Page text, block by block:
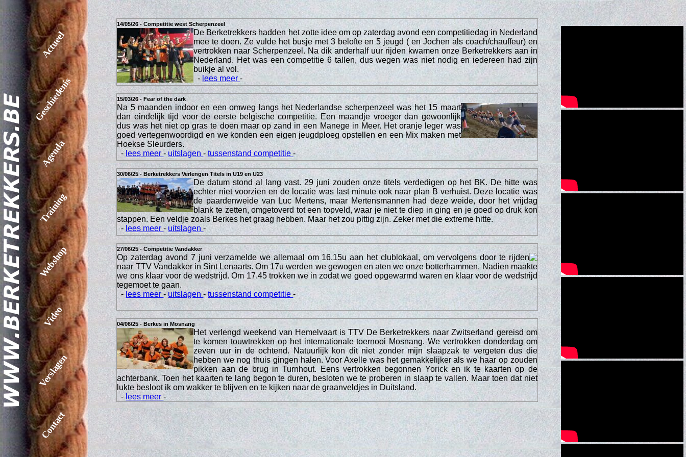
Actueel
Geschiedenis
Agenda
Training
Webshop
Video
Verslagen
Contact
14/05/26 - Competitie west Scherpenzeel
De Berketrekkers hadden het zotte idee om op zaterdag avond een competitiedag in Nederland
mee te doen. Ze vulde het busje met 3 belofte en 5 jeugd ( en Jochen als coach/chauffeur) en
vertrokken naar Scherpenzeel. Na dik anderhalf uur rijden kwamen onze Berketrekkers aan in
Nederland. Het was een competitie 6 tallen, dus wegen was niet nodig en iedereen had zijn
buikje al vol.
- lees meer-
15/03/26 - Fear of the dark
Na 5 maanden indoor en een omweg langs het Nederlandse scherpenzeel was het 15 maart
dan eindelijk tijd voor de eerste belgische competitie. Een maandje vroeger dan gewoonlijk
dus was het niet op gras te doen maar op zand in een Manege in Meer. Het oranje leger was
goed vertegenwoordigd en we konden een eigen jeugdploeg opstellen en een Mix maken met
Hoekse Sleurders.
-lees meer-uitslagen-tussenstand competitie-
30/06/25 - Berketrekkers Verlengen Titels in U19 en U23
De datum stond al lang vast. 29 juni zouden onze titels verdedigen op het BK. De hitte was
echter niet voorzien en de locatie was last minute ook naar plan B verhuist. Deze locatie was
de paardenweide van Luc Mertens, maar Mertensmannen had deze weide, door het vrijdag
blank te zetten, omgetoverd tot een topveld, waar je niet te diep in ging en je goed op druk kon
stappen. Een veldje zoals Berkes het graag hebben. Maar het zou pittig zijn. Zeker met die extreme hitte.
- lees meer-uitslagen-
27/06/25 - Competitie Vandakker
Op zaterdag avond 7 juni verzamelde we allemaal om 16.15u aan het clublokaal, om vervolgens door te rijden
naar TTV Vandakker in Sint Lenaarts. Om 17u werden we gewogen en aten we onze botterhammen. Nadien maakte
we ons klaar voor de wedstrijd. Om 17.45 trokken we in zodat we goed opgewarmd waren en klaar voor de wedstrijd
tegemoet te gaan.
- lees meer-uitslagen-tussenstand competitie-
04/06/25 - Berkes in Mosnang
Het verlengd weekend van Hemelvaart is TTV De Berketrekkers naar Zwitserland gereisd om
te komen touwtrekken op het internationale toernooi Mosnang. We vertrokken donderdag om
zeven uur in de ochtend. Natuurlijk kon dit niet zonder mijn slaapzak te vergeten dus die
hebben we nog thuis gingen halen. Voor Axelle was het gemakkelijker als we haar op zouden
pikken aan de brug in Turnhout. Eens vertrokken begonnen Yorick en ik te kaarten op de
achterbank. Toen het kaarten te lang begon te duren, besloten we te proberen in slaap te vallen. Maar toen dat niet
lukte besloot ik om wakker te blijven en te kijken naar de graanveldjes in Duitsland.
-lees meer-